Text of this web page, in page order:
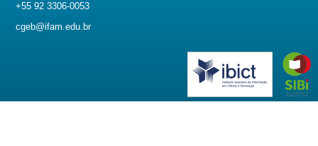
+55 92 3306-0053
cgeb@ifam.edu.br